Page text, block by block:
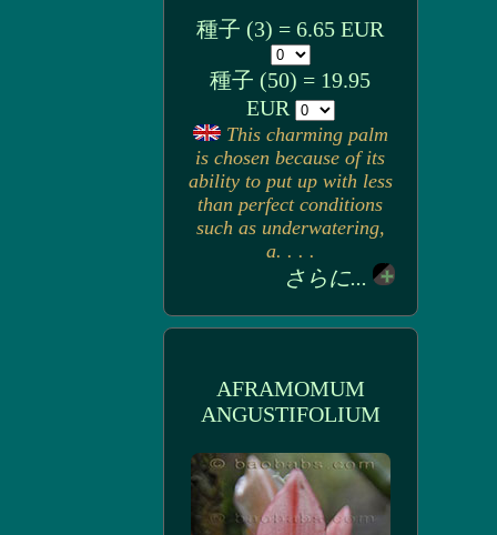
種子 (3) = 6.65 EUR
種子 (50) = 19.95
EUR
This charming palm
is chosen because of its
ability to put up with less
than perfect conditions
such as underwatering,
a. . . .
さらに...
AFRAMOMUM
ANGUSTIFOLIUM